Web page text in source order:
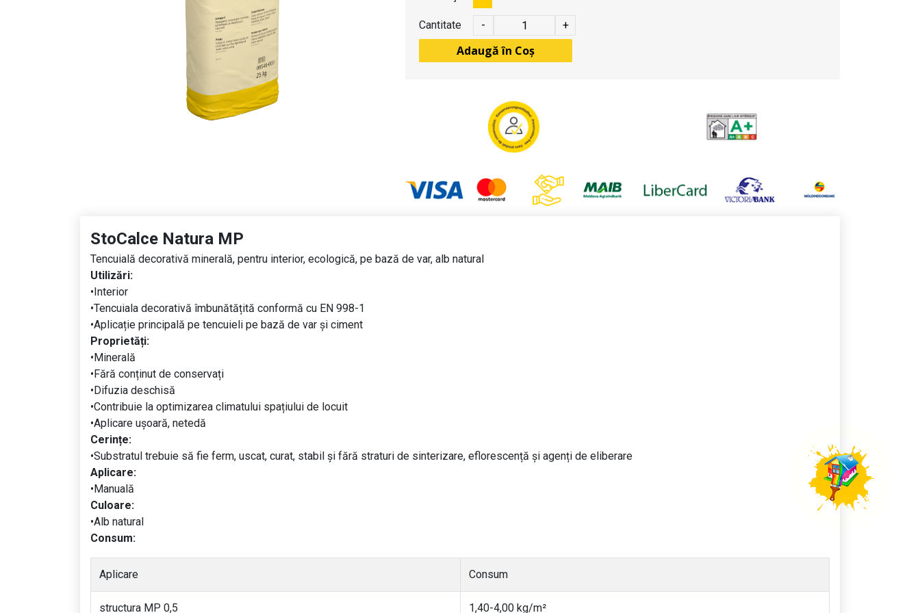
Cantitate - +
Adaugă în Coș
StoCalce Natura MP
Tencuială decorativă minerală, pentru interior, ecologică, pe bază de var, alb natural
Utilizări:
•Interior
•Tencuiala decorativă îmbunătățită conformă cu EN 998-1
•Aplicație principală pe tencuieli pe bază de var și ciment
Proprietăți:
•Minerală
•Fără conținut de conservați
•Difuzia deschisă
•Contribuie la optimizarea climatului spațiului de locuit
•Aplicare ușoară, netedă
Cerințe:
•Substratul trebuie să fie ferm, uscat, curat, stabil și fără straturi de sinterizare, eflorescență și agenți de eliberare
Aplicare:
•Manuală
Culoare:
•Alb natural
Consum:
Aplicare Consum
structura MP 0,5 1,40-4,00 kg/m²